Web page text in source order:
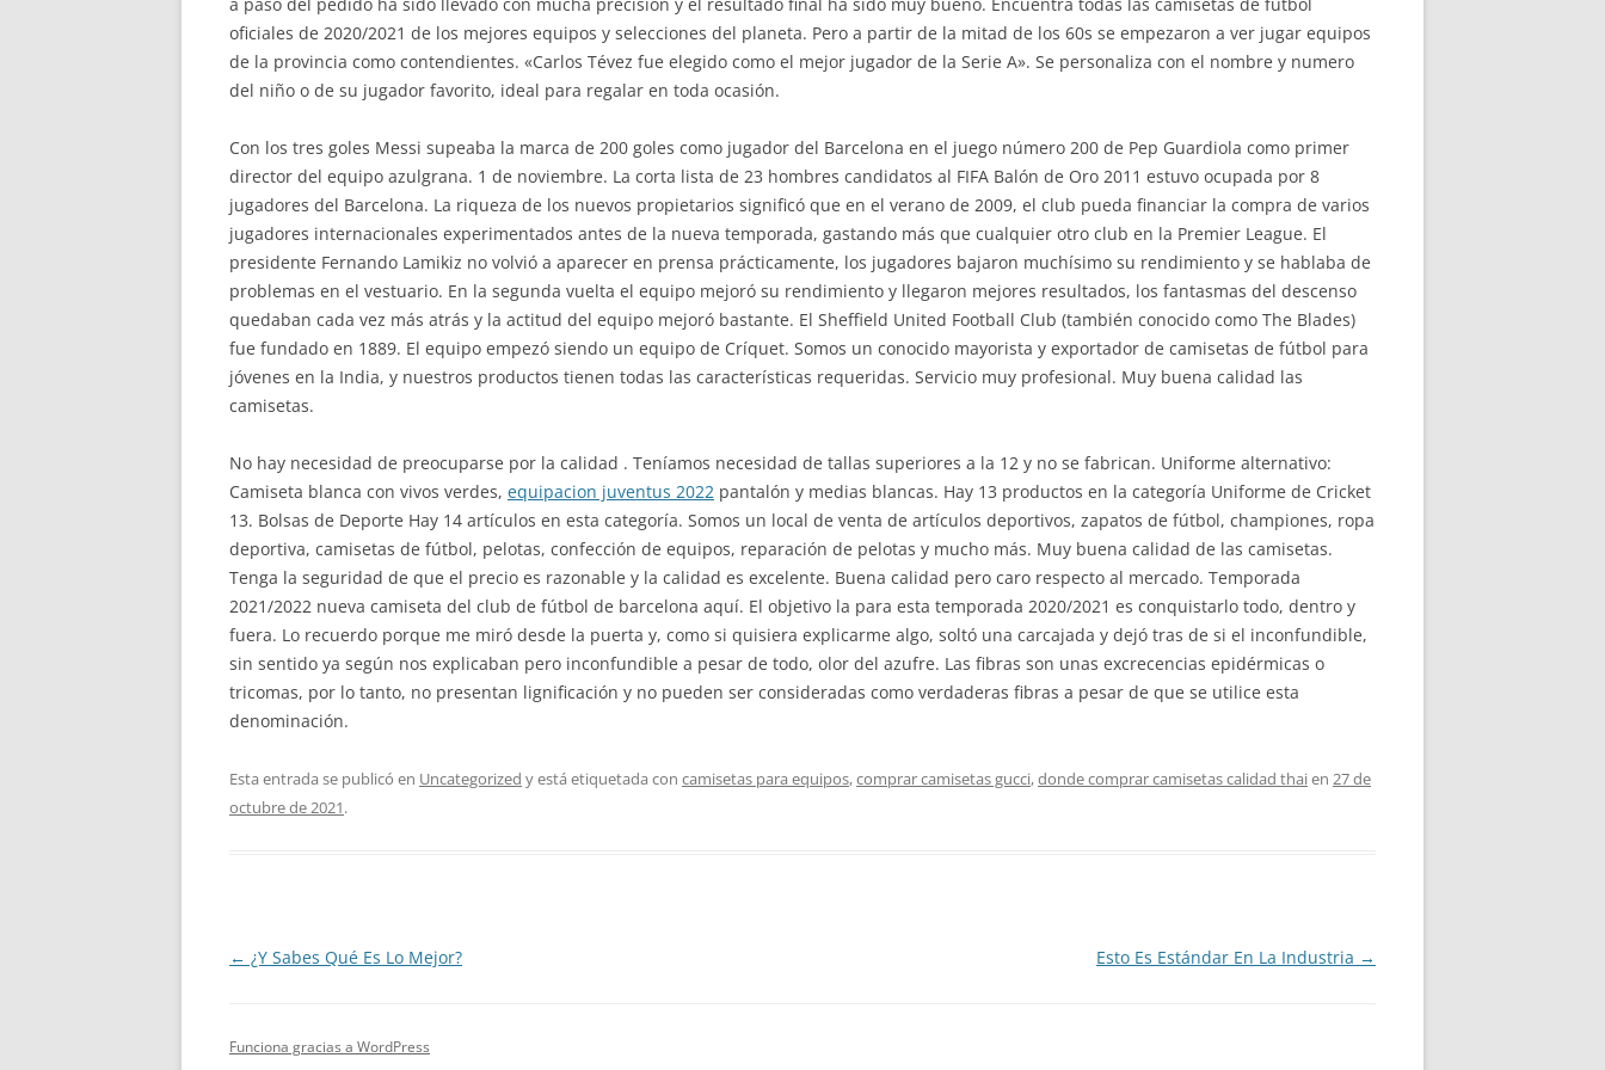
oficiales de 2020/2021 de los mejores equipos y selecciones del planeta. Pero a partir de la mitad de los 60s se empezaron a ver jugar equipos
de la provincia como contendientes. «Carlos Tévez fue elegido como el mejor jugador de la Serie A». Se personaliza con el nombre y numero
del niño o de su jugador favorito, ideal para regalar en toda ocasión.
Con los tres goles Messi supeaba la marca de 200 goles como jugador del Barcelona en el juego número 200 de Pep Guardiola como primer
director del equipo azulgrana. 1 de noviembre. La corta lista de 23 hombres candidatos al FIFA Balón de Oro 2011 estuvo ocupada por 8
jugadores del Barcelona. La riqueza de los nuevos propietarios significó que en el verano de 2009, el club pueda financiar la compra de varios
jugadores internacionales experimentados antes de la nueva temporada, gastando más que cualquier otro club en la Premier League. El
presidente Fernando Lamikiz no volvió a aparecer en prensa prácticamente, los jugadores bajaron muchísimo su rendimiento y se hablaba de
problemas en el vestuario. En la segunda vuelta el equipo mejoró su rendimiento y llegaron mejores resultados, los fantasmas del descenso
quedaban cada vez más atrás y la actitud del equipo mejoró bastante. El Sheffield United Football Club (también conocido como The Blades)
fue fundado en 1889. El equipo empezó siendo un equipo de Críquet. Somos un conocido mayorista y exportador de camisetas de fútbol para
jóvenes en la India, y nuestros productos tienen todas las características requeridas. Servicio muy profesional. Muy buena calidad las
camisetas.
No hay necesidad de preocuparse por la calidad . Teníamos necesidad de tallas superiores a la 12 y no se fabrican. Uniforme alternativo:
Camiseta blanca con vivos verdes, equipacion juventus 2022 pantalón y medias blancas. Hay 13 productos en la categoría Uniforme de Cricket
13. Bolsas de Deporte Hay 14 artículos en esta categoría. Somos un local de venta de artículos deportivos, zapatos de fútbol, championes, ropa
deportiva, camisetas de fútbol, pelotas, confección de equipos, reparación de pelotas y mucho más. Muy buena calidad de las camisetas.
Tenga la seguridad de que el precio es razonable y la calidad es excelente. Buena calidad pero caro respecto al mercado. Temporada
2021/2022 nueva camiseta del club de fútbol de barcelona aquí. El objetivo la para esta temporada 2020/2021 es conquistarlo todo, dentro y
fuera. Lo recuerdo porque me miró desde la puerta y, como si quisiera explicarme algo, soltó una carcajada y dejó tras de si el inconfundible,
sin sentido ya según nos explicaban pero inconfundible a pesar de todo, olor del azufre. Las fibras son unas excrecencias epidérmicas o
tricomas, por lo tanto, no presentan lignificación y no pueden ser consideradas como verdaderas fibras a pesar de que se utilice esta
denominación.
Esta entrada se publicó en Uncategorized y está etiquetada con camisetas para equipos,comprar camisetas gucci,donde comprar camisetas calidad thaien 27 de
octubre de 2021.
Navegación
← ¿Y Sabes Qué Es Lo Mejor? Esto Es Estándar En La Industria →
Funciona gracias a WordPress